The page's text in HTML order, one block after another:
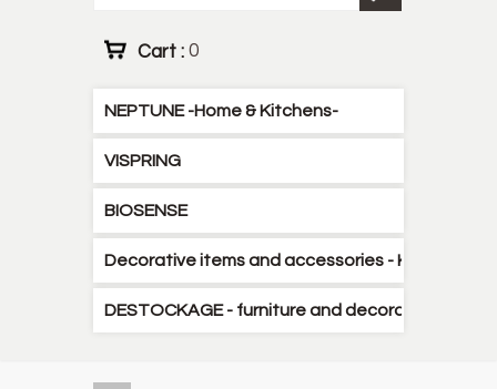
Cart : 0
NEPTUNE -Home & Kitchens-
VISPRING
BIOSENSE
Decorative items and accessories - Kitchen -
DESTOCKAGE - furniture and decorative items